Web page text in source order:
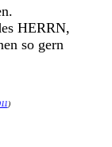
HERRN,
so gern
)